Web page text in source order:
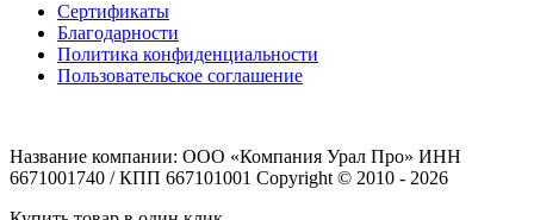
Сертификаты
Благодарности
Политика конфиденциальности
Пользовательское соглашение
Название компании: ООО «Компания Урал Про» ИНН
6671001740 / КПП 667101001 Copyright © 2010 - 2026